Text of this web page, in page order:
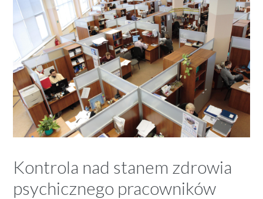
Kontrola nad stanem zdrowia
psychicznego pracowników